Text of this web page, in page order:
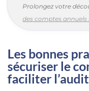
Prolongez votre
des comptes annuels
Les bonnes
sécuriser le
faciliter l’audit